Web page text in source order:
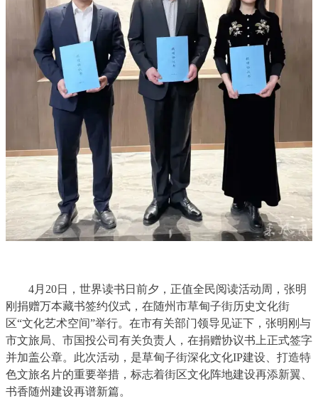
4月20日，世界读书日前夕，正值全民阅读活动周，张明
刚捐赠万本藏书签约仪式，在随州市草甸子街历史文化街
区“文化艺术空间”举行。在市有关部门领导见证下，张明刚与
市文旅局、市国投公司有关负责人，在捐赠协议书上正式签字
并加盖公章。此次活动，是草甸子街深化文化IP建设、打造特
色文旅名片的重要举措，标志着街区文化阵地建设再添新翼、
书香随州建设再谱新篇。